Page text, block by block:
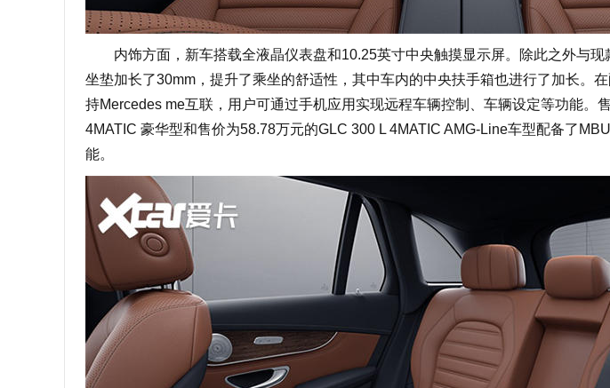
内饰方面，新车搭载全液晶仪表盘和10.25英寸中央触摸显示屏。除此之外与现
坐垫加长了30mm，提升了乘坐的舒适性，其中车内的中央扶手箱也进行了加长。
持Mercedes me互联，用户可通过手机应用实现远程车辆控制、车辆设定等功能。
4MATIC 豪华型和售价为58.78万元的GLC 300 L 4MATIC AMG-Line车型配备了
能。